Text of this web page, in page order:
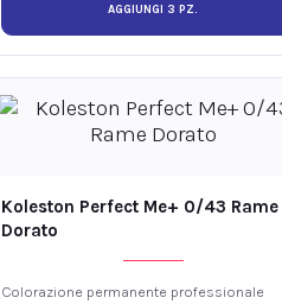
AGGIUNGI 3 PZ.
Koleston Perfect Me+ 0/43 Rame
Dorato
Colorazione permanente professionale